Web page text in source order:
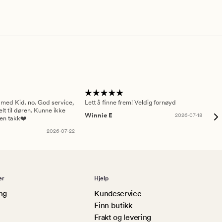
Kid. no. God service,
til døren. Kunne ikke
takk❤️
2026-07-22
Lett å finne frem! Veldig fornøyd
Winnie E
2026-07-18
Hjelp
Kundeservice
Finn butikk
Frakt og levering